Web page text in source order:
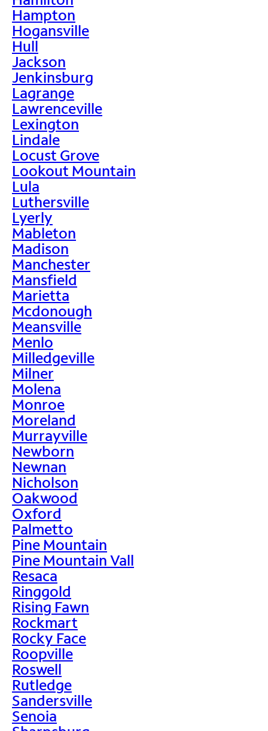
Hampton
Hogansville
Hull
Jackson
Jenkinsburg
Lagrange
Lawrenceville
Lexington
Lindale
Locust Grove
Lookout Mountain
Lula
Luthersville
Lyerly
Mableton
Madison
Manchester
Mansfield
Marietta
Mcdonough
Meansville
Menlo
Milledgeville
Milner
Molena
Monroe
Moreland
Murrayville
Newborn
Newnan
Nicholson
Oakwood
Oxford
Palmetto
Pine Mountain
Pine Mountain Vall
Resaca
Ringgold
Rising Fawn
Rockmart
Rocky Face
Roopville
Roswell
Rutledge
Sandersville
Senoia